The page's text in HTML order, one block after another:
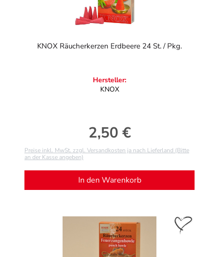
KNOX Räucherkerzen Erdbeere 24 St. / Pkg.
Hersteller:
KNOX
Regulärer Preis:
2,50 €
Preise inkl. MwSt. zzgl. Versandkosten ja nach Lieferland (Bitte
an der Kasse angeben)
In den Warenkorb